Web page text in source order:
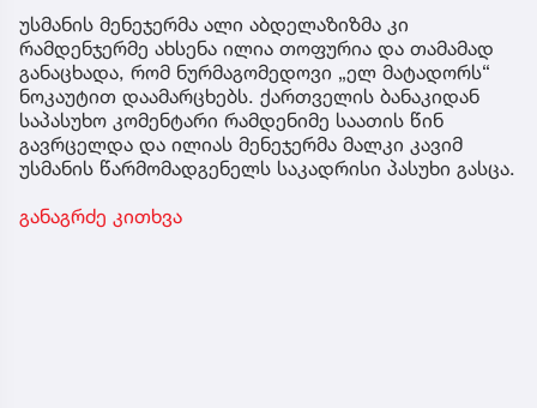
უსმანის მენეჯერმა ალი აბდელაზიზმა კი
რამდენჯერმე ახსენა ილია თოფურია და თამამად
განაცხადა, რომ ნურმაგომედოვი „ელ მატადორს“
ნოკაუტით დაამარცხებს. ქართველის ბანაკიდან
საპასუხო კომენტარი რამდენიმე საათის წინ
გავრცელდა და ილიას მენეჯერმა მალკი კავიმ
უსმანის წარმომადგენელს საკადრისი პასუხი გასცა.
განაგრძე კითხვა